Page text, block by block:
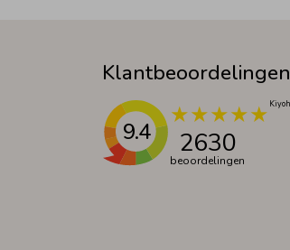
Klantbeoordelingen
9.4 2630
beoordelingen